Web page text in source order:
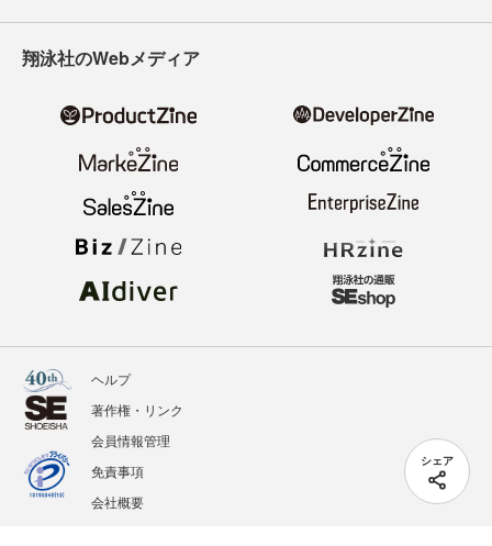
シェア
翔泳社のWebメディア
ヘルプ
著作権・リンク
会員情報管理
免責事項
会社概要